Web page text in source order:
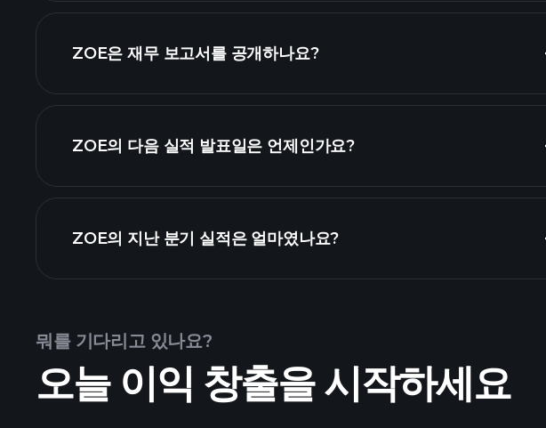
시가 총액
순위
ZOE은 재무 보고서를 공개하나요?
ZOE의 다음 실적 발표일은 언제인가요?
실적 캘린더
ZOE의 지난 분기 실적은 얼마였나요?
뭐를 기다리고 있나요?
오늘 이익 창출을 시작하세요